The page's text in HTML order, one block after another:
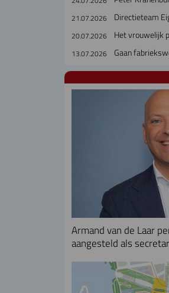
21.07.2026 Directieteam
20.07.2026 Het vrouwelijk
13.07.2026 Gaan
Armand van de Laar
aangesteld als